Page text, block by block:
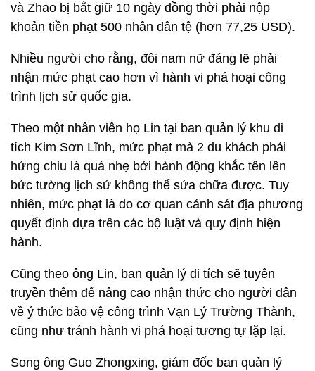
và Zhao bị bắt giữ 10 ngày đồng thời phải nộp
khoản tiền phạt 500 nhân dân tệ (hơn 77,25 USD).
Nhiều người cho rằng, đôi nam nữ đáng lẽ phải
nhận mức phạt cao hơn vì hành vi phá hoại công
trình lịch sử quốc gia.
Theo một nhân viên họ Lin tại ban quản lý khu di
tích Kim Sơn Lĩnh, mức phạt mà 2 du khách phải
hứng chiu là quá nhẹ bởi hành động khắc tên lên
bức tường lịch sử không thể sửa chữa được. Tuy
nhiên, mức phạt là do cơ quan cảnh sát địa phương
quyết định dựa trên các bộ luật và quy định hiện
hành.
Cũng theo ông Lin, ban quản lý di tích sẽ tuyên
truyền thêm để nâng cao nhận thức cho người dân
về ý thức bảo vệ công trình Vạn Lý Trường Thành,
cũng như tránh hành vi phá hoại tương tự lặp lại.
Song ông Guo Zhongxing, giám đốc ban quản lý